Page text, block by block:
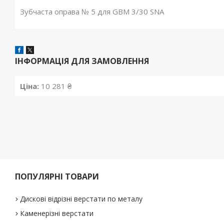
Зубчаста оправа № 5 для GBM 3/30 SNA
ІНФОРМАЦІЯ ДЛЯ ЗАМОВЛЕННЯ
Ціна: 10 281 ₴
ПОПУЛЯРНІ ТОВАРИ
Дискові відрізні верстати по металу
Каменерізні верстати